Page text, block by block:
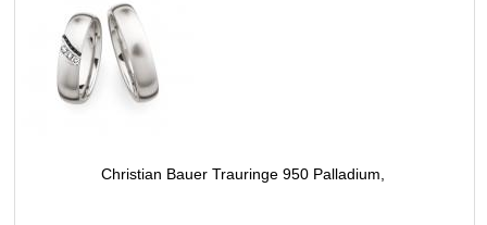
Christian Bauer Trauringe 950 Palladium,